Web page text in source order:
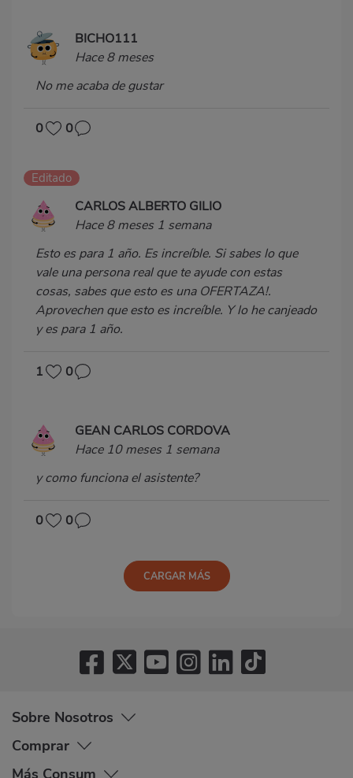
BICHO111
Hace 8 meses
No me acaba de gustar
0 0
Editado
CARLOS ALBERTO GILIO
Hace 8 meses 1 semana
Esto es para 1 año. Es increíble. Si sabes lo que
vale una persona real que te ayude con estas
cosas, sabes que esto es una OFERTAZA!.
Aprovechen que esto es increíble. Y lo he canjeado
y es para 1 año.
1 0
GEAN CARLOS CORDOVA
Hace 10 meses 1 semana
y como funciona el asistente?
0 0
CARGAR MÁS
Sobre Nosotros
Comprar
Más Consum